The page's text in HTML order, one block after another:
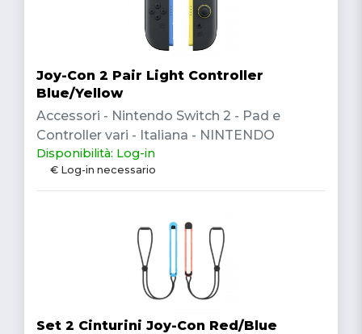
Joy-Con 2 Pair Light Controller
Blue/Yellow
Accessori - Nintendo Switch 2 - Pad e
Controller vari - Italiana - NINTENDO
Disponibilità: Log-in
€ Log-in necessario
Set 2 Cinturini Joy-Con Red/Blue